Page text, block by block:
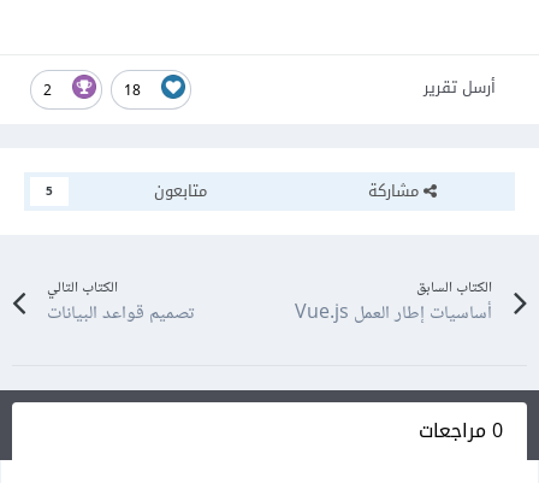
18
2 أرسل تقرير
مشاركة متابعون 5
الكتاب السابق
أساسيات إطار العمل Vue.js
الكتاب التالي
تصميم قواعد البيانات
0 مراجعات